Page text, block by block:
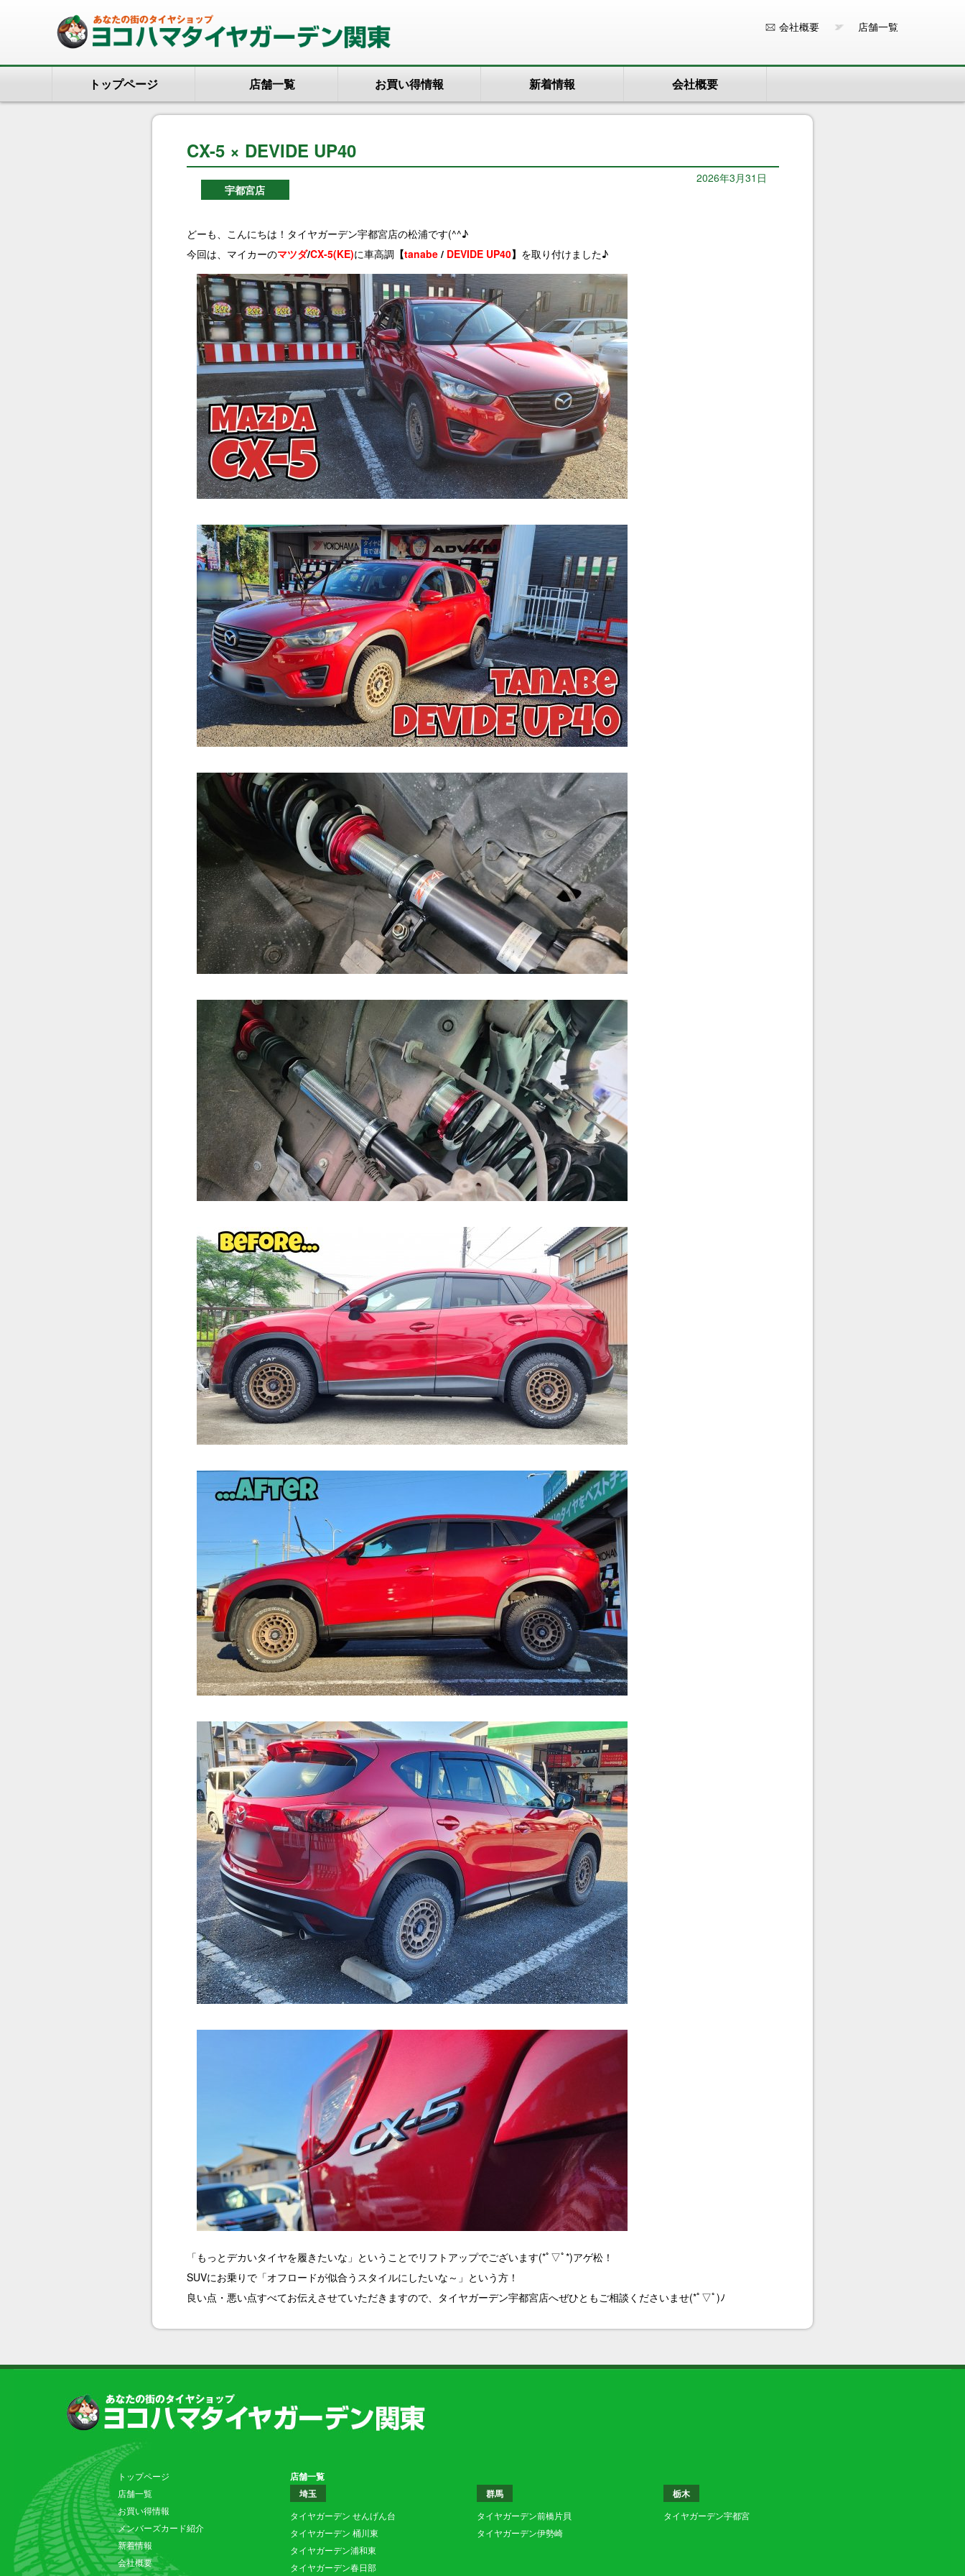
店舗一覧
会社概要
トップページ 店舗一覧 お買い得情報 新着情報 会社概要
CX-5 × DEVIDE UP40
宇都宮店
2026年3月31日
どーも、こんにちは！タイヤガーデン宇都宮店の松浦です(^^♪
今回は、マイカーのマツダ/CX-5(KE)に車高調【tanabe/ DEVIDE UP40】 を取り付けました♪
「もっとデカいタイヤを履きたいな」ということでリフトアップでございます(*ﾟ▽ﾟ*)アゲ松！
SUVにお乗りで「オフロードが似合うスタイルにしたいな～」という方！
良い点・悪い点すべてお伝えさせていただきますので、タイヤガーデン宇都宮店へぜひともご相談くださいませ(*ﾟ▽ﾟ)ﾉ
トップページ
店舗一覧
お買い得情報
メンバーズカード紹介
新着情報
会社概要
店舗一覧
埼玉
タイヤガーデン せんげん台
タイヤガーデン 桶川東
タイヤガーデン浦和東
タイヤガーデン春日部
群馬
タイヤガーデン前橋片貝
タイヤガーデン伊勢崎
栃木
タイヤガーデン宇都宮